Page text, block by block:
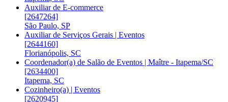
Auxiliar de E-commerce
[2647264]
São Paulo, SP
Auxiliar de Serviços Gerais | Eventos
[2644160]
Florianópolis, SC
Coordenador(a) de Salão de Eventos | Maître - Itapema/SC
[2634400]
Itapema, SC
Cozinheiro(a) | Eventos
[2620945]